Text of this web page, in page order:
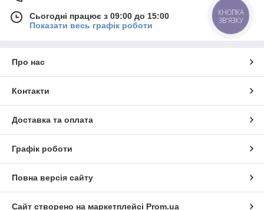
Сьогодні працює з 09:00 до 15:00
Показати весь графік роботи
Про нас
Контакти
Доставка та оплата
Графік роботи
Повна версія сайту
Сайт створено на маркетплейсі Prom.ua
КНОПКА
ЗВ'ЯЗКУ